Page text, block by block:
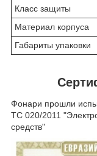
Класс защиты
Материал корпуса
Габариты упаковки
Фонари прошли
TC 020/2011
средств"